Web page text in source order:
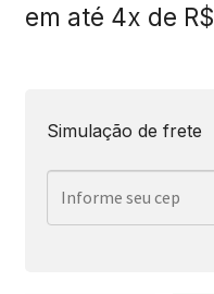
em até 4x de R$
Simulação de frete